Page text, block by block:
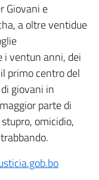
Giovani e
a oltre ventidue
i ventun anni, dei
primo centro del
giovani in
parte di
omicidio,